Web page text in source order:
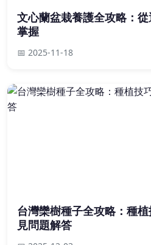
文心蘭盆栽養護全攻略：
掌握
📅 2025-11-18
台灣欒樹種子全攻略：種
見問題解答